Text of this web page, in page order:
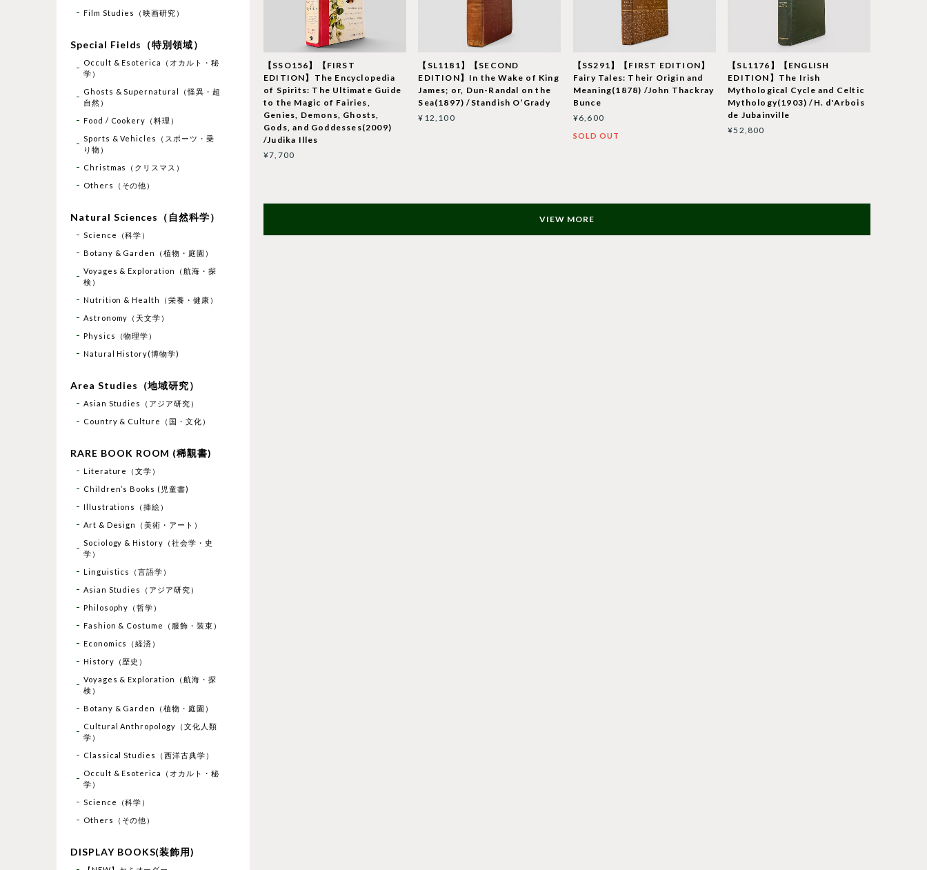
【SSO156】【FIRST
EDITION】The Encyclopedia
of Spirits: The Ultimate Guide
to the Magic of Fairies,
Genies, Demons, Ghosts,
Gods, and Goddesses(2009)
/Judika Illes
¥7,700
【SL1181】【SECOND
EDITION】In the Wake of King
James; or, Dun-Randal on the
Sea(1897) /Standish O’Grady
¥12,100
【SS291】【FIRST EDITION】
Fairy Tales: Their Origin and
Meaning(1878) /John Thackray
Bunce
¥6,600
SOLD OUT
【SL1176】【ENGLISH
EDITION】The Irish
Mythological Cycle and Celtic
Mythology(1903) /H. d'Arbois
de Jubainville
¥52,800
VIEW MORE
Film Studies（映画研究）
Special Fields（特別領域）
Occult & Esoterica（オカルト・秘
学）
Ghosts & Supernatural（怪異・超
自然）
Food / Cookery（料理）
Sports & Vehicles（スポーツ・乗
り物）
Christmas（クリスマス）
Others（その他）
Natural Sciences（自然科学）
Science（科学）
Botany & Garden（植物・庭園）
Voyages & Exploration（航海・探
検）
Nutrition & Health（栄養・健康）
Astronomy（天文学）
Physics（物理学）
Natural History(博物学)
Area Studies（地域研究）
Asian Studies（アジア研究）
Country & Culture（国・文化）
RARE BOOK ROOM (稀覯書)
Literature（文学）
Children’s Books (児童書)
Illustrations（挿絵）
Art & Design（美術・アート）
Sociology & History（社会学・史
学）
Linguistics（言語学）
Asian Studies（アジア研究）
Philosophy（哲学）
Fashion & Costume（服飾・装束）
Economics（経済）
History（歴史）
Voyages & Exploration（航海・探
検）
Botany & Garden（植物・庭園）
Cultural Anthropology（文化人類
学）
Classical Studies（西洋古典学）
Occult & Esoterica（オカルト・秘
学）
Science（科学）
Others（その他）
DISPLAY BOOKS(装飾用)